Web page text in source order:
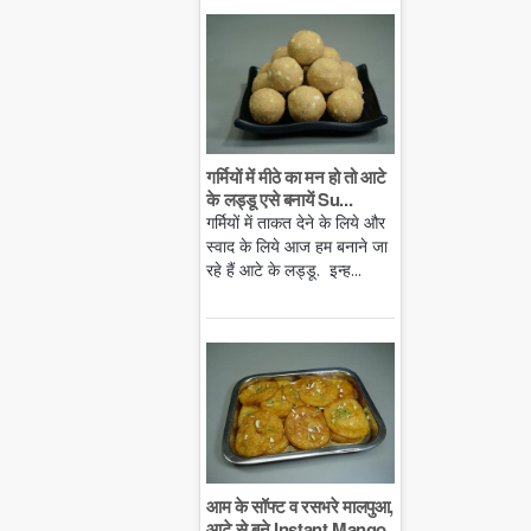
गर्मियों में मीठे का मन हो तो आटे
के लड्डू एसे बनायें Su...
गर्मियों में ताकत देने के लिये और
स्वाद के लिये आज हम बनाने जा
रहे हैं आटे के लड्डू. इन्ह...
आम के सॉफ्ट व रसभरे मालपुआ,